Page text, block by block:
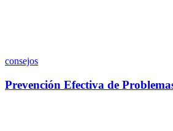
consejos
Prevención Efectiva de